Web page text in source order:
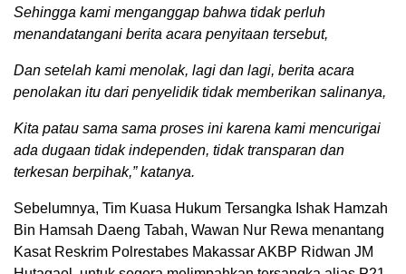
Sehingga kami menganggap bahwa tidak perluh
menandatangani berita acara penyitaan tersebut,
Dan setelah kami menolak, lagi dan lagi, berita acara
penolakan itu dari penyelidik tidak memberikan salinanya,
Kita patau sama sama proses ini karena kami mencurigai
ada dugaan tidak independen, tidak transparan dan
terkesan berpihak,” katanya.
Sebelumnya, Tim Kuasa Hukum Tersangka Ishak Hamzah
Bin Hamsah Daeng Tabah, Wawan Nur Rewa menantang
Kasat Reskrim Polrestabes Makassar AKBP Ridwan JM